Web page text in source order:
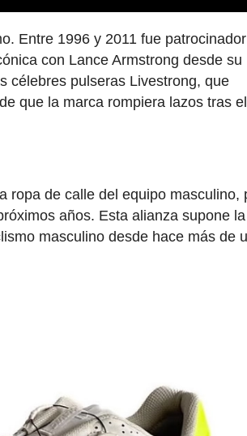
Entre 1996 y 2011 fue
con Lance Armstrong desde su
célebres pulseras Livestrong, que
que la marca rompiera lazos tras el
ropa de calle del equipo masculino,
años. Esta alianza supone la
masculino desde hace más de